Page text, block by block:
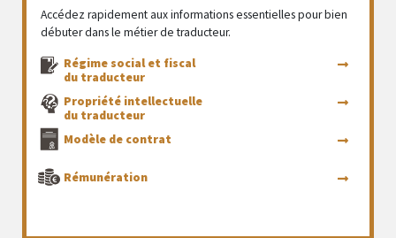
Accédez rapidement aux informations essentielles pour bien
débuter dans le métier de traducteur.
Régime social et fiscal
du traducteur
Propriété intellectuelle
du traducteur
Modèle de contrat
Rémunération